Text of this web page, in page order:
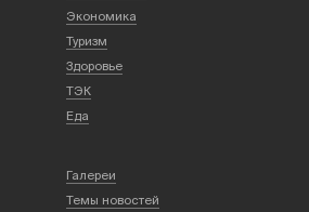
Экономика
Туризм
Здоровье
ТЭК
Еда
Галереи
Темы новостей